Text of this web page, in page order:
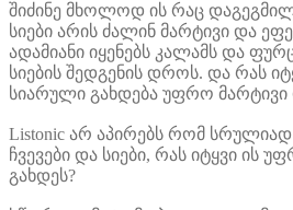
შიძინე მხოლოდ ის რაც
სიები არის ძალინ მარტივი და
ადამიანი იყენებს კალამს და
სიების შედგენის დროს. და რას
სიარული გახდება უფრო მარტივი
Listonic არ აპირებს რომ
ჩვევები და სიები, რას იტყვი ის
გახდეს?